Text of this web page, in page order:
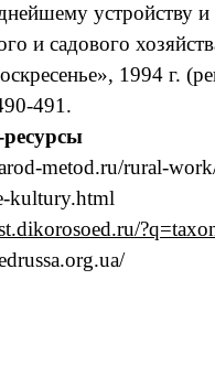
устройству
и садового
1994 г.
491.
metod.ru/rural-
kultury.html